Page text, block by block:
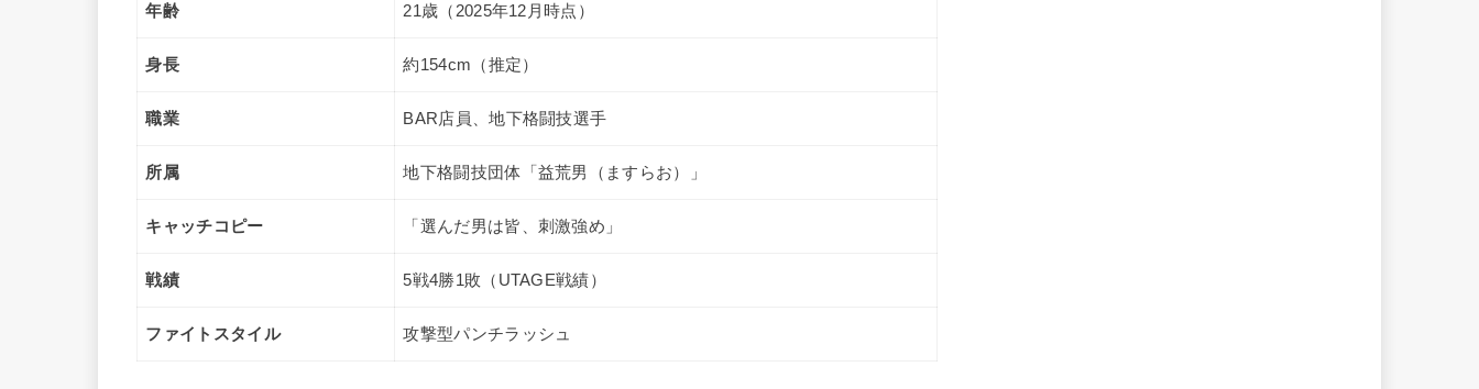
年齢 21歳（2025年12月時点）
身長 約154cm（推定）
職業 BAR店員、地下格闘技選手
所属 地下格闘技団体「益荒男（ますらお）」
キャッチコピー 「選んだ男は皆、刺激強め」
戦績 5戦4勝1敗（UTAGE戦績）
ファイトスタイル 攻撃型パンチラッシュ